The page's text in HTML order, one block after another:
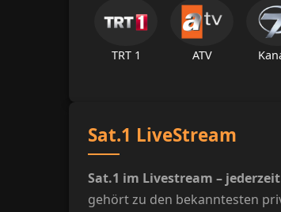
TRT 1 ATV
Sat.1 LiveStream
Sat.1 im Livestream –
gehört zu den bekanntesten